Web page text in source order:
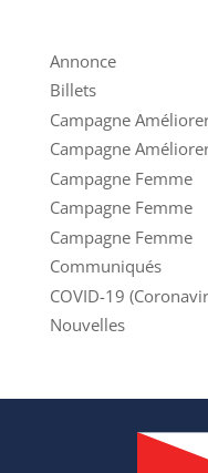
Annonce
Billets
Campagne
Campagne
Campagne Femme
Campagne Femme
Campagne Femme
Communiqués
COVID-19
Nouvelles